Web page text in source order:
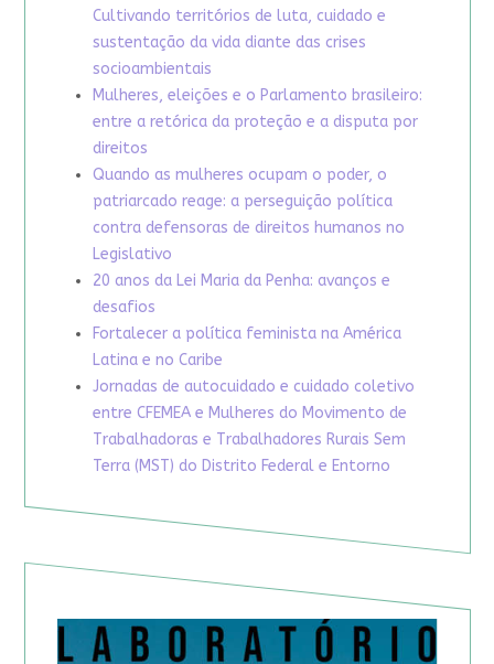
Cultivando territórios de luta, cuidado e
sustentação da vida diante das crises
socioambientais
Mulheres, eleições e o Parlamento brasileiro:
entre a retórica da proteção e a disputa por
direitos
Quando as mulheres ocupam o poder, o
patriarcado reage: a perseguição política
contra defensoras de direitos humanos no
Legislativo
20 anos da Lei Maria da Penha: avanços e
desafios
Fortalecer a política feminista na América
Latina e no Caribe
Jornadas de autocuidado e cuidado coletivo
entre CFEMEA e Mulheres do Movimento de
Trabalhadoras e Trabalhadores Rurais Sem
Terra (MST) do Distrito Federal e Entorno